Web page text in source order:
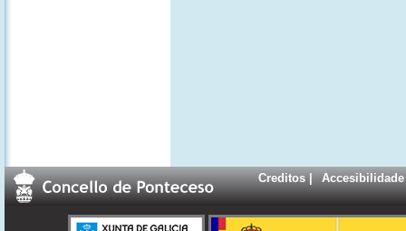
Creditos| Accesibilidade